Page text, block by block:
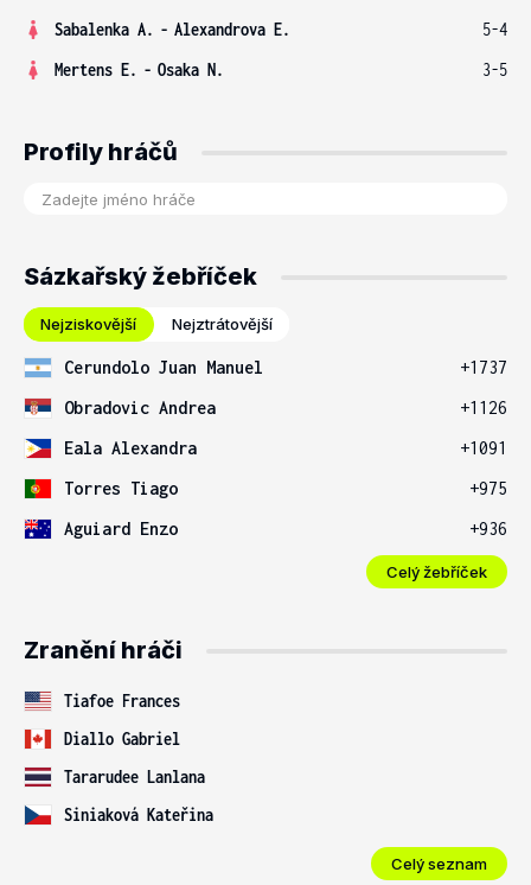
Sabalenka A. - Alexandrova E.
5-4
Mertens E. - Osaka N. 3-5
Profily hráčů
Sázkařský žebříček
Nejziskovější Nejztrátovější
Cerundolo Juan Manuel
+1737
Obradovic Andrea
+1126
Eala Alexandra
+1091
Torres Tiago
+975
Aguiard Enzo
+936
Celý žebříček
Zranění hráči
Tiafoe Frances
Diallo Gabriel
Tararudee Lanlana
Siniaková Kateřina
Celý seznam